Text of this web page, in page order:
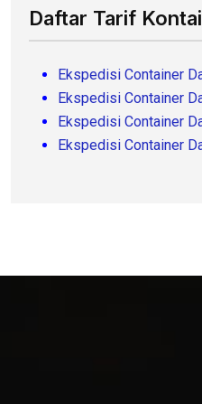
Daftar Tarif
Ekspedisi Container
Ekspedisi Container
Ekspedisi Container
Ekspedisi Container